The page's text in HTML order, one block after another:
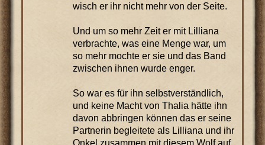
wisch er ihr nicht mehr von der Seite.
Und um so mehr Zeit er mit Lilliana
verbrachte, was eine Menge war, um
so mehr mochte er sie und das Band
zwischen ihnen wurde enger.
So war es für ihn selbstverständlich,
und keine Macht von Thalia hätte ihn
davon abbringen können das er seine
Partnerin begleitete als Lilliana und ihr
Onkel zusammen mit diesem Wolf auf